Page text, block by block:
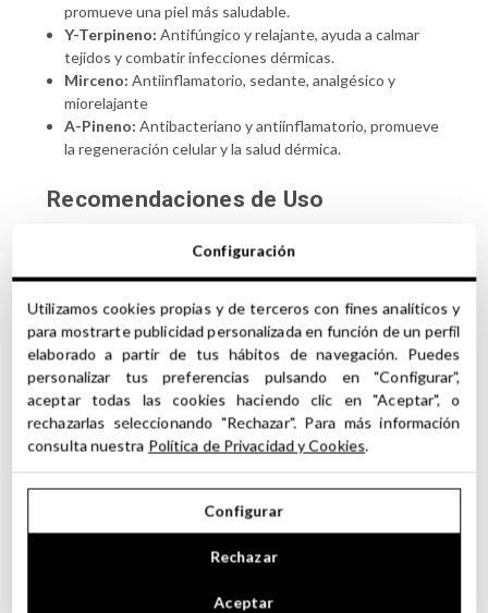
promueve una piel más saludable.
Y-Terpineno: Antifúngico y relajante, ayuda a calmar
tejidos y combatir infecciones dérmicas.
Mirceno: Antiinflamatorio, sedante, analgésico y
miorelajante
A-Pineno: Antibacteriano y antiinflamatorio, promueve
la regeneración celular y la salud dérmica.
Recomendaciones de Uso
Usar diluido en aceites portadores antes de aplicarlo en
Añadir unas gotas en difusores para disfrutar de sus
efectos aromaterapéuticos relajantes.
Evitar el contacto directo con los ojos y mantener fuera
del alcance de los niños.
Conservar en un lugar fresco y seco, lejos de la luz
directa.
Debido a la condición especial de este aceite esencial,
no suele causar problemas de fotosensibilización.
Descubre más sobre nuestra gama deaceites esenciales
y aprovecha los beneficios únicos del
Aceite Esencial de Yuzuen tus rutinas de cuidado
Configuración
Utilizamos cookies propias y de terceros con fines analíticos y
para mostrarte publicidad personalizada en función de un perfil
elaborado a partir de tus hábitos de navegación. Puedes
personalizar tus preferencias pulsando en "Configurar",
aceptar todas las cookies haciendo clic en "Aceptar", o
rechazarlas seleccionando "Rechazar". Para más información
consulta nuestra Política de Privacidad y Cookies.
Configurar
Rechazar
Aceptar